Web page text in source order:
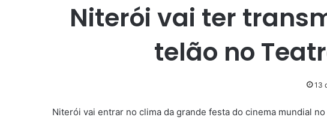
Niterói vai ter
telão no
13
Niterói vai entrar no clima da grande festa do cinema mundial